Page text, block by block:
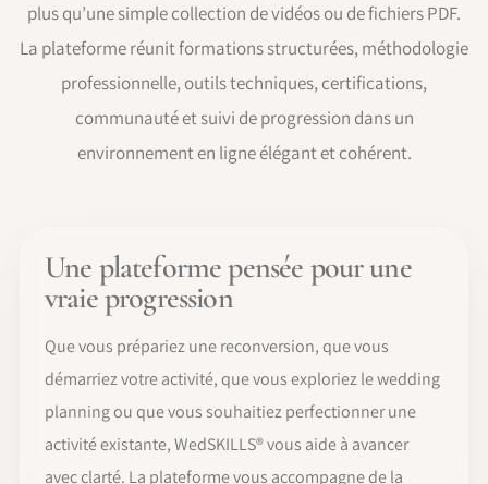
plus qu’une simple collection de vidéos ou de fichiers PDF.
La plateforme réunit formations structurées, méthodologie
professionnelle, outils techniques, certifications,
communauté et suivi de progression dans un
environnement en ligne élégant et cohérent.
Une plateforme pensée pour une
vraie progression
Que vous prépariez une reconversion, que vous
démarriez votre activité, que vous exploriez le wedding
planning ou que vous souhaitiez perfectionner une
activité existante, WedSKILLS® vous aide à avancer
avec clarté. La plateforme vous accompagne de la